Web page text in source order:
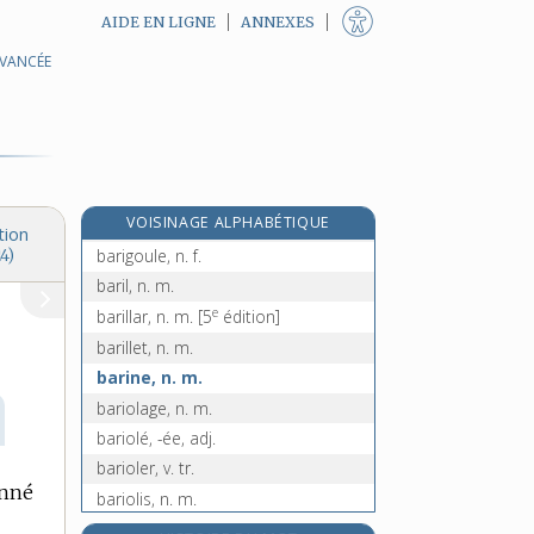
AIDE EN LIGNE ANNEXES
VOISINAGE ALPHABÉTIQUE
barigel, n. m.[7 eédition]
barigoule, n. f.
baril, n. m.
barillar, n. m. [5e édition]
barillet, n. m.
barine, n. m.
bariolage, n. m.
bariolé, -ée, adj.
barioler, v. tr.
bariolis, n. m.
bariolure, n. f.